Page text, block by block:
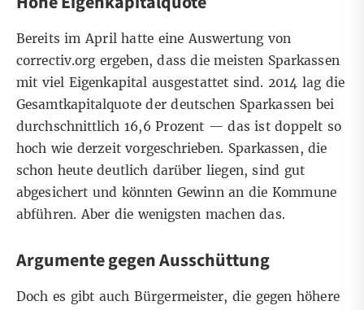
Bereits im April hatte eine Auswertung von
correctiv.orgergeben, dass die meisten Sparkassen
mit viel Eigenkapital ausgestattet sind. 2014 lag die
Gesamtkapitalquote der deutschen Sparkassen bei
durchschnittlich 16,6 Prozent — das ist doppelt so
hoch wie derzeit vorgeschrieben. Sparkassen, die
schon heute deutlich darüber liegen, sind gut
abgesichert und könnten Gewinn an die Kommune
abführen. Aber die wenigsten machen das.
Argumente gegen Ausschüttung
Doch es gibt auch Bürgermeister, die gegen höhere